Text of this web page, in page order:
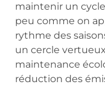
maintenir un
peu comme on
rythme des
un cercle
maintenance
réduction des